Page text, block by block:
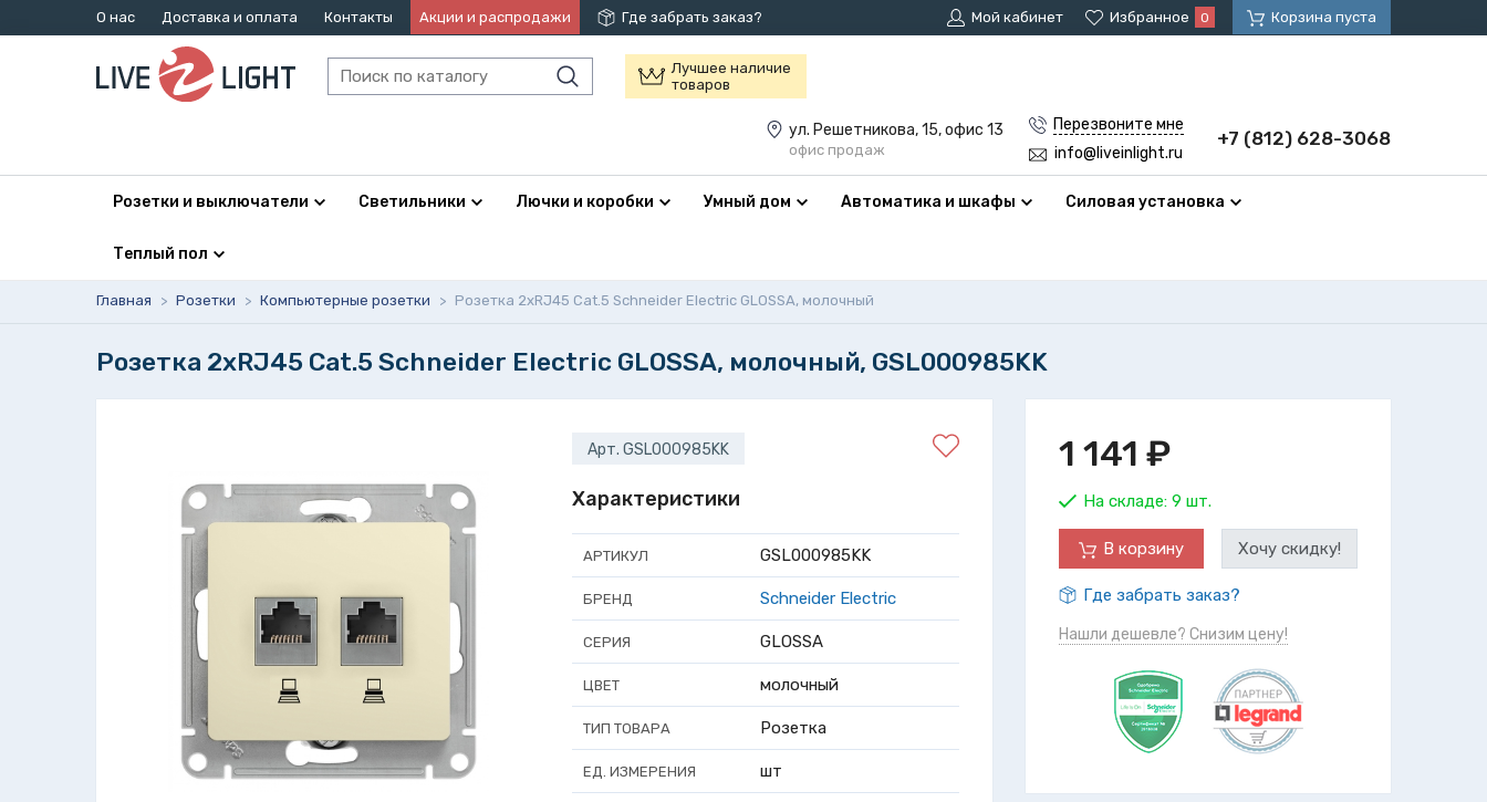
О нас Доставка и оплата Контакты Акции и распродажи Где забрать заказ? Мой кабинет Избранное 0 Корзина пуста
Лучшее наличие
товаров
ул. Решетникова, 15, офис 13
офис продаж
Перезвоните мне
info@liveinlight.ru
+7 (812) 628-3068
Розетки и выключатели Светильники Лючки и коробки Умный дом Автоматика и шкафы Силовая установка
Теплый пол
Главная > Розетки > Компьютерные розетки > Розетка 2xRJ45 Cat.5 Schneider Electric GLOSSA, молочный
Розетка 2xRJ45 Cat.5 Schneider Electric GLOSSA, молочный, GSL000985KK
1 141 ₽
На складе: 9 шт.
В корзину Хочу скидку!
Где забрать заказ?
Нашли дешевле? Снизим цену!
Арт. GSL000985KK
Характеристики
АРТИКУЛ GSL000985KK
БРЕНД Schneider Electric
СЕРИЯ GLOSSA
ЦВЕТ молочный
ТИП ТОВАРА Розетка
ЕД. ИЗМЕРЕНИЯ шт